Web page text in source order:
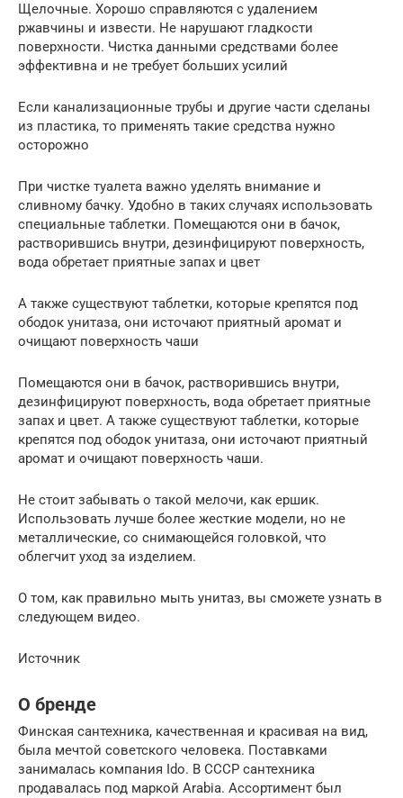
Щелочные. Хорошо справляются с удалением
ржавчины и извести. Не нарушают гладкости
поверхности. Чистка данными средствами более
эффективна и не требует больших усилий
Если канализационные трубы и другие части сделаны
из пластика, то применять такие средства нужно
осторожно
При чистке туалета важно уделять внимание и
сливному бачку. Удобно в таких случаях использовать
специальные таблетки. Помещаются они в бачок,
растворившись внутри, дезинфицируют поверхность,
вода обретает приятные запах и цвет
А также существуют таблетки, которые крепятся под
ободок унитаза, они источают приятный аромат и
очищают поверхность чаши
Помещаются они в бачок, растворившись внутри,
дезинфицируют поверхность, вода обретает приятные
запах и цвет. А также существуют таблетки, которые
крепятся под ободок унитаза, они источают приятный
аромат и очищают поверхность чаши.
Не стоит забывать о такой мелочи, как ершик.
Использовать лучше более жесткие модели, но не
металлические, со снимающейся головкой, что
облегчит уход за изделием.
О том, как правильно мыть унитаз, вы сможете узнать в
следующем видео.
Источник
О бренде
Финская сантехника, качественная и красивая на вид,
была мечтой советского человека. Поставками
занималась компания Ido. В СССР сантехника
продавалась под маркой Arabia. Ассортимент был